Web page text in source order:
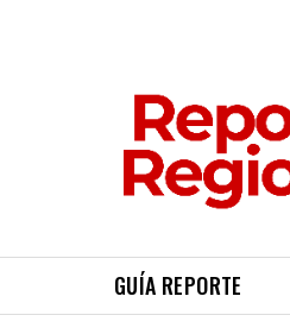
GUÍA REPORTE